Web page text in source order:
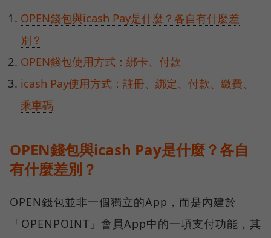
OPEN錢包與icash Pay是什麼？各自有什麼差
別？
OPEN錢包使用方式：綁卡、付款
icash Pay使用方式：註冊、綁定、付款、繳費、
乘車碼
OPEN錢包與icash Pay是什麼？各自
有什麼差別？
OPEN錢包並非一個獨立的App，而是內建於
「OPENPOINT」會員App中的一項支付功能，其